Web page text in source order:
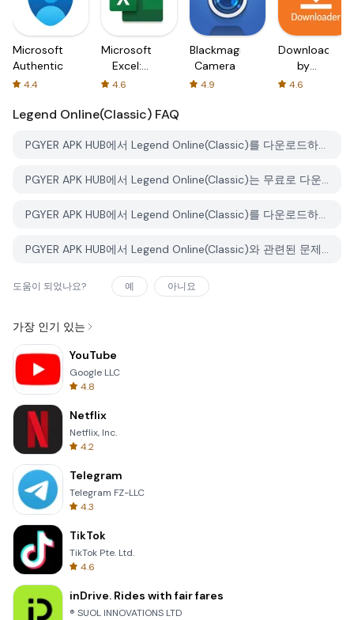
Microsoft
Authenticator
4.4
Microsoft
Excel:
Spreadsheets
4.6
Blackmagic
Camera
4.9
Downloader
by
AFTVnews
4.6
Legend Online(Classic) FAQ
PGYER APK HUB에서 Legend Online(Classic)를 다운로드하는 방법은 무엇인가요?
PGYER APK HUB에서 Legend Online(Classic)는 무료로 다운로드할 수 있나요?
PGYER APK HUB에서 Legend Online(Classic)를 다운로드하려면 계정이 필요한가요?
PGYER APK HUB에서 Legend Online(Classic)와 관련된 문제를 신고하는 방법은 무엇인가요?
도움이 되었나요? 예 아니요
가장 인기 있는
YouTube
Google LLC
4.8
Netflix
Netflix, Inc.
4.2
Telegram
Telegram FZ-LLC
4.3
TikTok
TikTok Pte. Ltd.
4.6
inDrive. Rides with fair fares
® SUOL INNOVATIONS LTD